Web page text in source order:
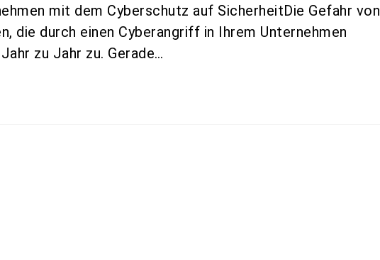
mit dem Cyberschutz auf SicherheitDie Gefahr von
die durch einen Cyberangriff in Ihrem Unternehmen
zu Jahr zu. Gerade…